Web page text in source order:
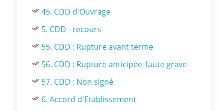
45. CDD d'Ouvrage
5. CDD - recours
55. CDD : Rupture avant terme
56. CDD : Rupture anticipée_faute grave
57. CDD : Non signé
6. Accord d'Etablissement